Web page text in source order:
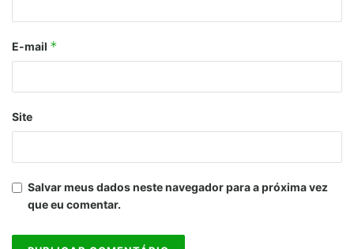
E-mail *
Site
Salvar meus dados neste navegador para a próxima vez
que eu comentar.